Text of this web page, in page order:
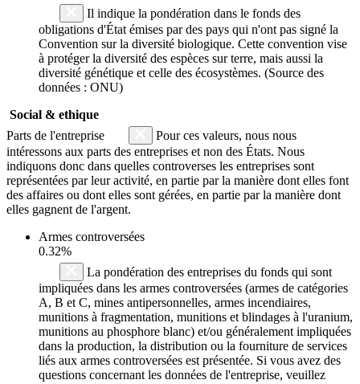
Il indique la pondération dans le fonds des
obligations d'État émises par des pays qui n'ont pas signé la
Convention sur la diversité biologique. Cette convention vise
à protéger la diversité des espèces sur terre, mais aussi la
diversité génétique et celle des écosystèmes. (Source des
données : ONU)
Social & ethique
Parts de l'entreprise
Pour ces valeurs, nous nous
intéressons aux parts des entreprises et non des États. Nous
indiquons donc dans quelles controverses les entreprises sont
représentées par leur activité, en partie par la manière dont elles font
des affaires ou dont elles sont gérées, en partie par la manière dont
elles gagnent de l'argent.
Armes controversées
0.32%
La pondération des entreprises du fonds qui sont
impliquées dans les armes controversées (armes de catégories
A, B et C, mines antipersonnelles, armes incendiaires,
munitions à fragmentation, munitions et blindages à l'uranium,
munitions au phosphore blanc) et/ou généralement impliquées
dans la production, la distribution ou la fourniture de services
liés aux armes controversées est présentée. Si vous avez des
questions concernant les données de l'entreprise, veuillez